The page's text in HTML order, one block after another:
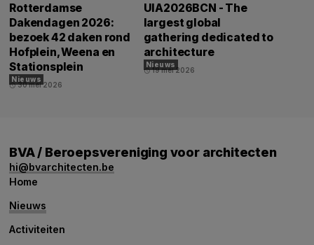
Rotterdamse
Dakendagen 2026:
bezoek 42 daken rond
Hofplein, Weena en
Stationsplein
Nieuws
schedule30 mei 2026
UIA2026BCN - The
largest global
gathering dedicated to
architecture
Nieuws
schedule19 mei 2026
BVA / Beroepsvereniging voor architecten
hi@bvarchitecten.be
Home
Nieuws
Activiteiten